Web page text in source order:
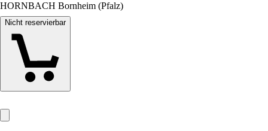
HORNBACH Bornheim (Pfalz)
Nicht reservierbar